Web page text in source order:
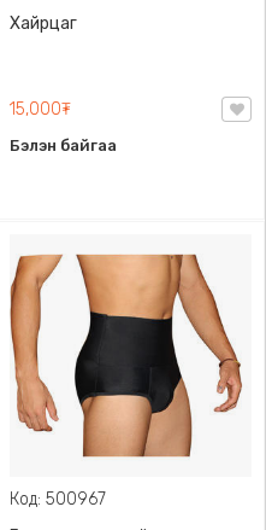
Хайрцаг
15,000₮
Бэлэн байгаа
Код: 500967